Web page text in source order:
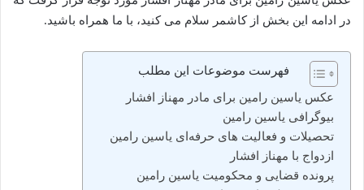
در ادامه این بخش از کاشمر سلام می کنید، با ما همراه باشید.
فهرست موضوعات این مطلب
عکس یاسین رامین برای مادر مهناز افشار
بیوگرافی یاسین رامین
تحصیلات و فعالیت‌ های حرفه‌ای یاسین رامین
ازدواج با مهناز افشار
پرونده قضایی و محکومیت یاسین رامین